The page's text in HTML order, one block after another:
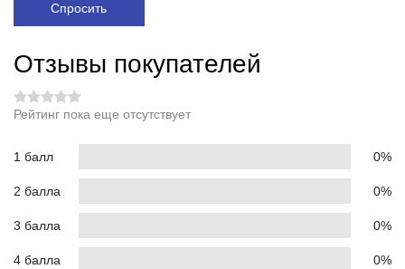
Спросить
Отзывы покупателей
Рейтинг пока еще отсутствует
1 балл 0%
2 балла 0%
3 балла 0%
4 балла 0%